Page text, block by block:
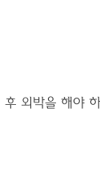
외박을 해야